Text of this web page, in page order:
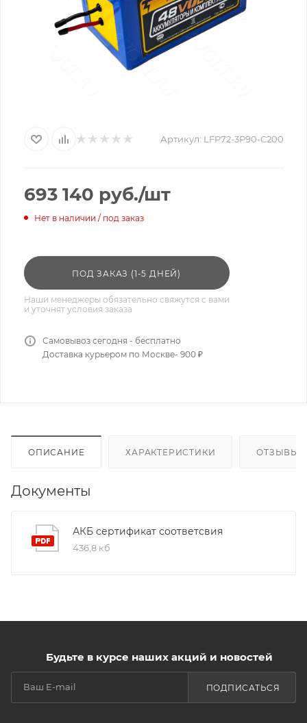
Артикул: LFP72-3P90-C200
693 140 руб./шт
Нет в наличии / под заказ
ПОД ЗАКАЗ (1-5 ДНЕЙ)
Наши менеджеры обязательно свяжутся с вами
и уточнят условия заказа
Самовывоз сегодня - бесплатно
Доставка курьером по Москве- 900 ₽
ОПИСАНИЕ ХАРАКТЕРИСТИКИ ОТЗЫВЫ
Документы
АКБ сертификат соответсвия
436,8 кб
Будьте в курсе наших акций и новостей
ПОДПИСАТЬСЯ